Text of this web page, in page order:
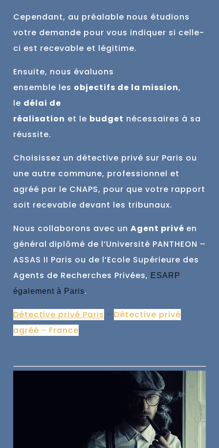
Cependant, au préalable nous étudions
votre demande pour vous indiquer si celle-
ci est recevable et légitime.
Ensuite, nous évaluons
ensemble les objectifs de la mission,
le délai de
réalisation et le budget nécessaires à sa
réussite.
Choisissez un détective privé sur Paris ou
une autre commune, professionnel et
agréé par le CNAPS, pour que votre rapport
soit recevable devant les tribunaux.
Nous collaborons avec un Agent privé en
général diplômé de l’Université PANTHEON –
ASSAS II Paris ou de l’Ecole Supérieure des
Agents de Recherches Privées, ESARP
également à Paris.
Détective privé Paris - Détective privé
agréé - France